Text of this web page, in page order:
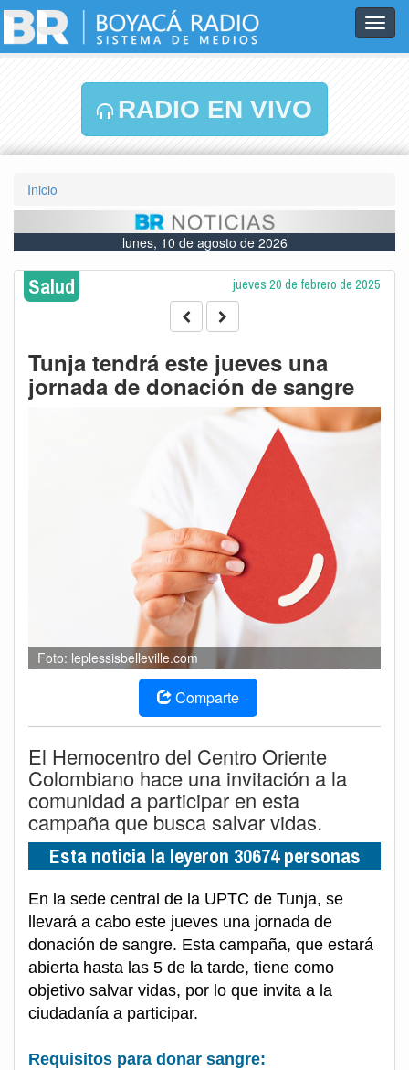
RADIO EN VIVO
Inicio
lunes, 10 de agosto de 2026
Salud jueves 20 de febrero de 2025
Tunja tendrá este jueves una
jornada de donación de sangre
Foto: leplessisbelleville.com
Comparte
El Hemocentro del Centro Oriente
Colombiano hace una invitación a la
comunidad a participar en esta
campaña que busca salvar vidas.
Esta noticia la leyeron 30674 personas
En la sede central de la UPTC de Tunja, se
llevará a cabo este jueves una jornada de
donación de sangre. Esta campaña, que estará
abierta hasta las 5 de la tarde, tiene como
objetivo salvar vidas, por lo que invita a la
ciudadanía a participar.
Requisitos para donar sangre: